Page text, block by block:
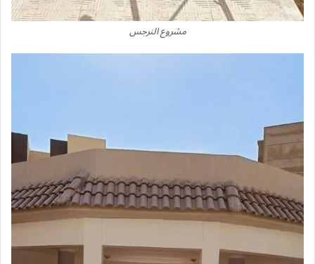
مشروع النرجس